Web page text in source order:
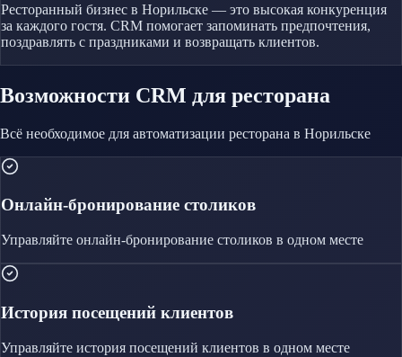
Ресторанный бизнес в Норильске — это высокая конкуренция
за каждого гостя. CRM помогает запоминать предпочтения,
поздравлять с праздниками и возвращать клиентов.
Возможности CRM для ресторана
Всё необходимое для автоматизации ресторана в Норильске
Онлайн-бронирование столиков
Управляйте онлайн-бронирование столиков в одном месте
История посещений клиентов
Управляйте история посещений клиентов в одном месте